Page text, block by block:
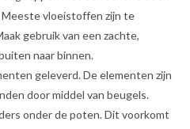
vloeistoffen zijn te
gebruik van een zachte,
naar binnen.
geleverd. De elementen zijn
door middel van beugels.
onder de poten. Dit voorkomt